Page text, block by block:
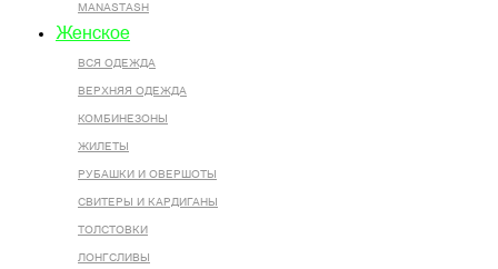
MANASTASH
Женское
ВСЯ ОДЕЖДА
ВЕРХНЯЯ ОДЕЖДА
КОМБИНЕЗОНЫ
ЖИЛЕТЫ
РУБАШКИ И ОВЕРШОТЫ
СВИТЕРЫ И КАРДИГАНЫ
ТОЛСТОВКИ
ЛОНГСЛИВЫ